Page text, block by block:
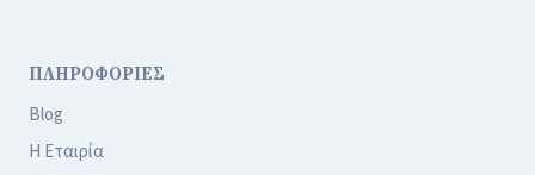
ΠΛΗΡΟΦΟΡΙΕΣ
Blog
Η Εταιρία